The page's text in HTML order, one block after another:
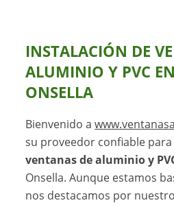
INSTALACIÓN DE
ALUMINIO Y PVC
ONSELLA
Bienvenido a
su proveedor confiable para
ventanas de aluminio y
Onsella. Aunque estamos
nos destacamos por